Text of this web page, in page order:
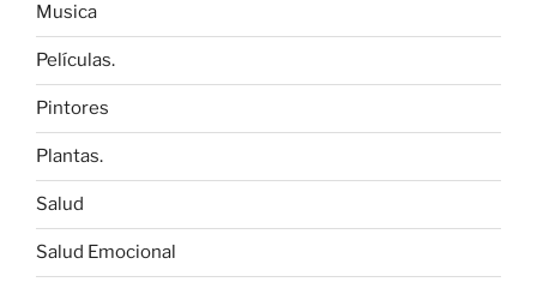
Musica
Películas.
Pintores
Plantas.
Salud
Salud Emocional